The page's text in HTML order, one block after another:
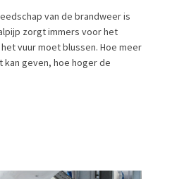
van de brandweer is
zorgt immers voor het
vuur moet blussen. Hoe meer
kan geven, hoe hoger de